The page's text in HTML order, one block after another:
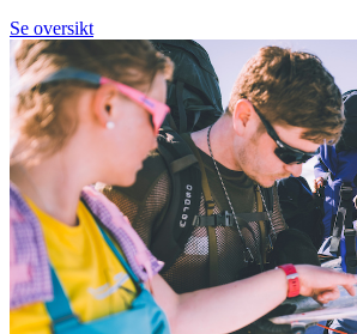
Se oversikt